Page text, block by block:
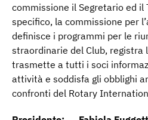
commissione il Segretario ed il
specifico, la commissione per
definisce i programmi per le
straordinarie del Club, registra
trasmette a tutti i soci
attività e soddisfa gli obblighi
confronti del Rotary